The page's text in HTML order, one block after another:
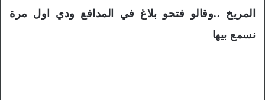
المريخ ..وقالو فتحو بلاغ في المدافع ودي اول مرة
نسمع بيها